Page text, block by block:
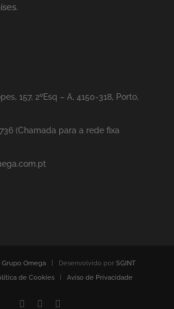
157, 2ºEsq – A, 4150-318, Porto,
736 (Chamada para a rede fixa
Grupo Omega | Desenvolvido por SGINT
de Cookies Aviso de Privacidade
FacebookLinkedIn